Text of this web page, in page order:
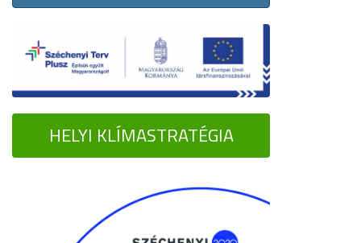
HELYI KLÍMASTRATÉGIA